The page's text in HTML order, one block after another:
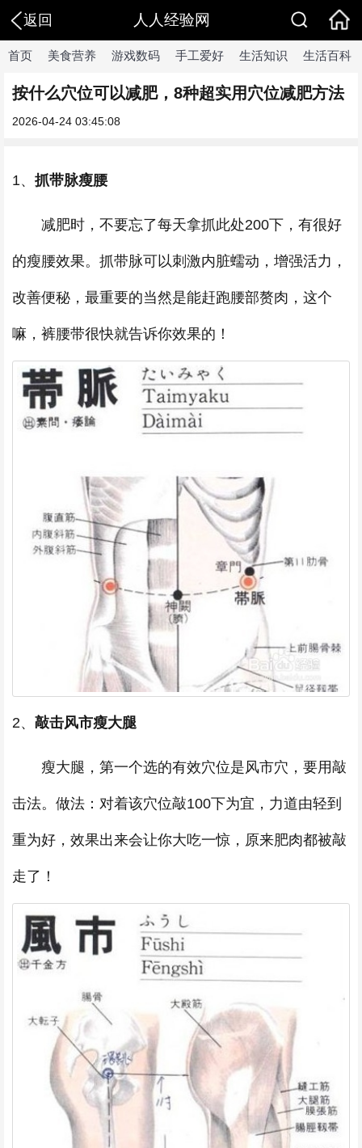
返回 人人经验网
首页 美食营养 游戏数码 手工爱好 生活知识 生活百科
按什么穴位可以减肥，8种超实用穴位减肥方法
2026-04-24 03:45:08
1、 抓带脉瘦腰
减肥时，不要忘了每天拿抓此处200下，有很好
的瘦腰效果。抓带脉可以刺激内脏蠕动，增强活力，
改善便秘，最重要的当然是能赶跑腰部赘肉，这个
嘛，裤腰带很快就告诉你效果的！
2、 敲击风市瘦大腿
瘦大腿，第一个选的有效穴位是风市穴，要用敲
击法。做法：对着该穴位敲100下为宜，力道由轻到
重为好，效果出来会让你大吃一惊，原来肥肉都被敲
走了！